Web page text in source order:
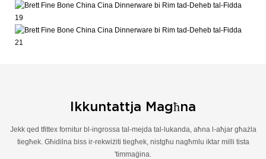
Ikkuntattja Magħna
Jekk qed tfittex fornitur bl-ingrossa tal-mejda tal-lukanda, aħna l-aħjar għażla
tiegħek. Għidilna biss ir-rekwiżiti tiegħek, nistgħu nagħmlu iktar milli tista
'timmaġina.